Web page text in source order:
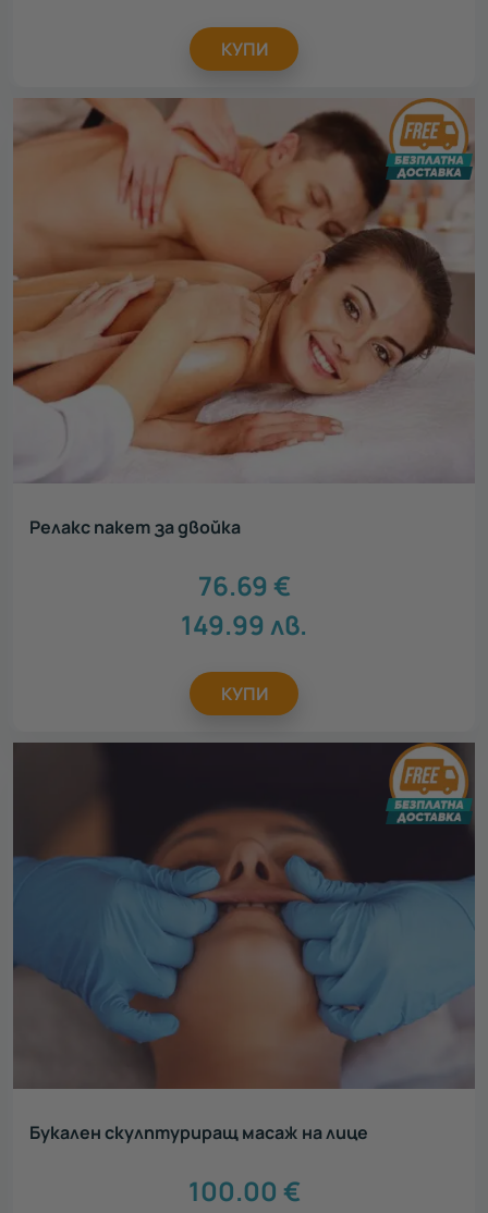
КУПИ
Релакс пакет за двойка
76.69 €
149.99 лв.
КУПИ
Букален скулптуриращ масаж на лице
100.00 €